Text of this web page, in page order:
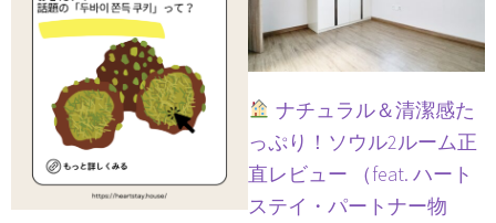
ナチュラル＆清潔感た
っぷり！ソウル2ルーム正
直レビュー （feat. ハート
ステイ・パートナー物